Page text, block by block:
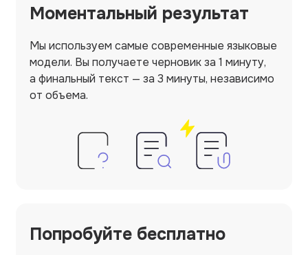
Отзывы
Моментальный результат
Мы используем самые современные языковые
модели. Вы получаете черновик за 1 минуту,
а финальный текст — за 3 минуты, независимо
от объема.
Попробуйте бесплатно